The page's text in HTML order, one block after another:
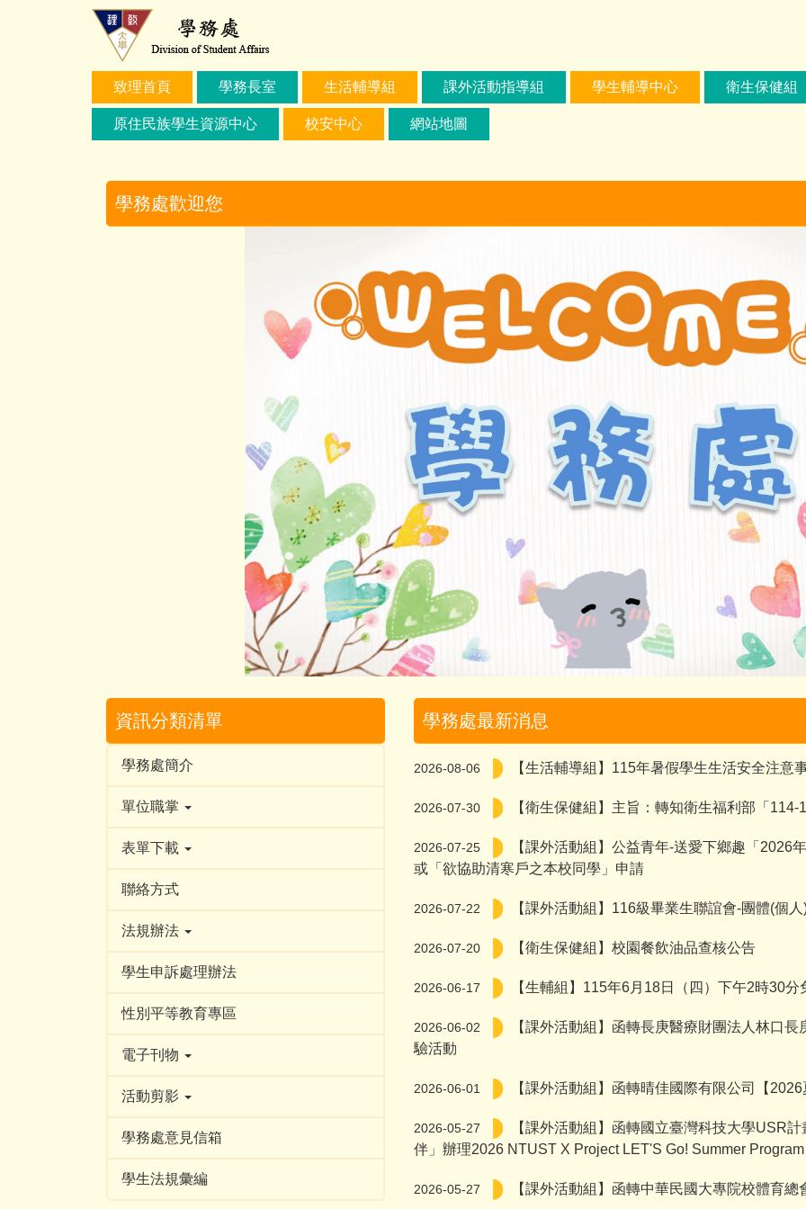
致理首頁 學務長室 生活輔導組 課外活動指導組 學生輔導中心 衛生保健組
原住民族學生資源中心 校安中心 網站地圖
學務處歡迎您
資訊分類清單
學務處簡介
單位職掌
表單下載
聯絡方式
法規辦法
學生申訴處理辦法
性別平等教育專區
電子刊物
活動剪影
學務處意見信箱
學生法規彙編
學務處最新消息
2026-08-06 【生活輔導組】115年暑假學生生活安全注意
2026-07-30 【衛生保健組】主旨：轉知衛生福利部「
2026-07-25
【課外活動組】公益青年-送愛下鄉趣「2026
或「欲協助清寒戶之本校同學」申請
2026-07-22 【課外活動組】116級畢業生聯誼會-團體(個
2026-07-20 【衛生保健組】校園餐飲油品查核公告
2026-06-17 【生輔組】115年6月18日（四）下午2時30
2026-06-02
【課外活動組】函轉長庚醫療財團法人林口
驗活動
2026-06-01 【課外活動組】函轉晴佳國際有限公司【
2026-05-27
【課外活動組】函轉國立臺灣科技大學USR
伴」辦理2026 NTUST X Project LET'S Go! Summer Program
2026-05-27 【課外活動組】函轉中華民國大專院校體育